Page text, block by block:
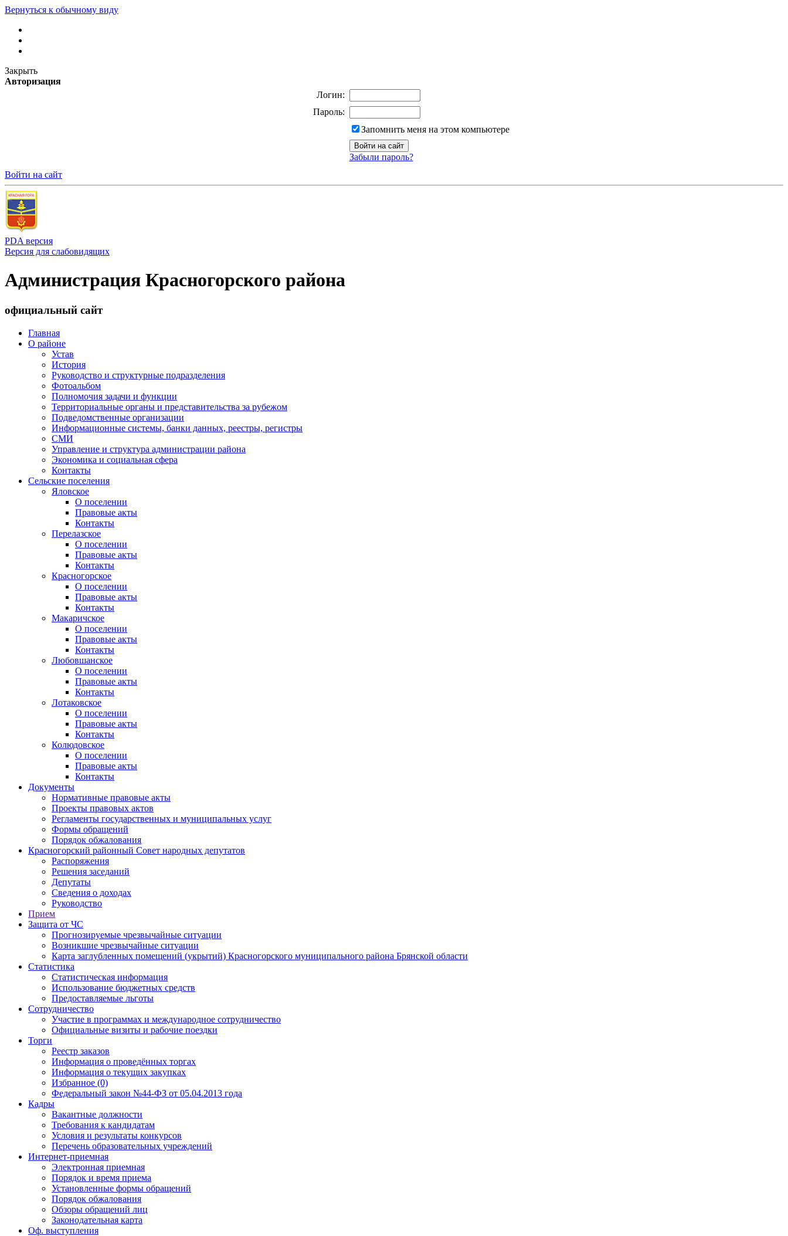
Вернуться к обычному виду
Закрыть
Авторизация
Логин:
Пароль:
Запомнить меня на этом компьютере
Забыли пароль?
Войти на сайт
PDA версия
Версия для слабовидящих
Администрация Красногорского района
официальный сайт
Главная
О районе
Устав
История
Руководство и структурные подразделения
Фотоальбом
Полномочия задачи и функции
Территориальные органы и представительства за рубежом
Подведомственные организации
Информационные системы, банки данных, реестры, регистры
СМИ
Управление и структура администрации района
Экономика и социальная сфера
Контакты
Сельские поселения
Яловское
О поселении
Правовые акты
Контакты
Перелазское
О поселении
Правовые акты
Контакты
Красногорское
О поселении
Правовые акты
Контакты
Макаричское
О поселении
Правовые акты
Контакты
Любовшанское
О поселении
Правовые акты
Контакты
Лотаковское
О поселении
Правовые акты
Контакты
Колюдовское
О поселении
Правовые акты
Контакты
Документы
Нормативные правовые акты
Проекты правовых актов
Регламенты государственных и муниципальных услуг
Формы обращений
Порядок обжалования
Красногорский районный Совет народных депутатов
Распоряжения
Решения заседаний
Депутаты
Сведения о доходах
Руководство
Прием
Защита от ЧС
Прогнозируемые чрезвычайные ситуации
Возникшие чрезвычайные ситуации
Карта заглубленных помещений (укрытий) Красногорского муниципального района Брянской области
Статистика
Статистическая информация
Использование бюджетных средств
Предоставляемые льготы
Сотрудничество
Участие в программах и международное сотрудничество
Официальные визиты и рабочие поездки
Торги
Реестр заказов
Информация о проведённых торгах
Информация о текущих закупках
Избранное (0)
Федеральный закон №44-ФЗ от 05.04.2013 года
Кадры
Вакантные должности
Требования к кандидатам
Условия и результаты конкурсов
Перечень образовательных учреждений
Интернет-приемная
Электронная приемная
Порядок и время приема
Установленные формы обращений
Порядок обжалования
Обзоры обращений лиц
Законодательная карта
Оф. выступления